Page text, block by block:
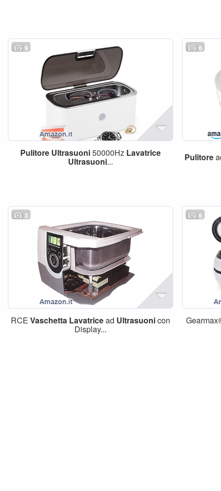
9
Pulitore Ultrasuoni50000Hz Lavatrice
Ultrasuoni...
6
Pulitore
3
RCE Vaschetta Lavatricead Ultrasuonicon
Display...
6